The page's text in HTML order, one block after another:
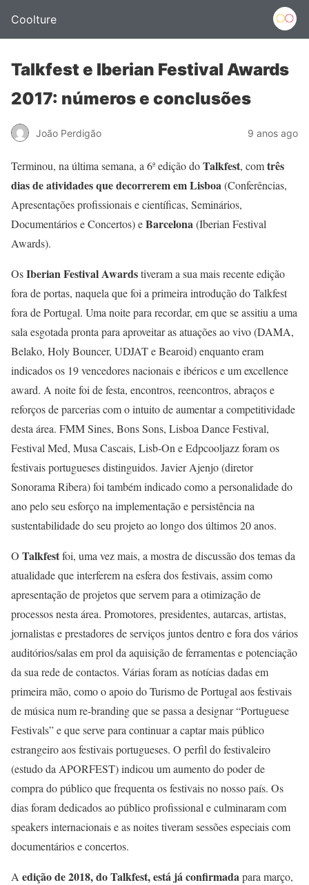
Coolture
Talkfest e Iberian Festival Awards
2017: números e conclusões
João Perdigão 9 anos ago
Terminou, na última semana, a 6ª edição doTalkfest, comtrês
dias de atividades que decorrerem em Lisboa(Conferências,
Apresentações profissionais e científicas, Seminários,
Documentários e Concertos) eBarcelona(Iberian Festival
Awards).
OsIberian Festival Awardstiveram a sua mais recente edição
fora de portas, naquela que foi a primeira introdução do Talkfest
fora de Portugal. Uma noite para recordar, em que se assitiu a uma
sala esgotada pronta para aproveitar as atuações ao vivo (DAMA,
Belako, Holy Bouncer, UDJAT e Bearoid) enquanto eram
indicados os 19 vencedores nacionais e ibéricos e um excellence
award. A noite foi de festa, encontros, reencontros, abraços e
reforços de parcerias com o intuito de aumentar a competitividade
desta área. FMM Sines, Bons Sons, Lisboa Dance Festival,
Festival Med, Musa Cascais, Lisb-On e Edpcooljazz foram os
festivais portugueses distinguidos. Javier Ajenjo (diretor
Sonorama Ribera) foi também indicado como a personalidade do
ano pelo seu esforço na implementação e persistência na
sustentabilidade do seu projeto ao longo dos últimos 20 anos.
O Talkfestfoi, uma vez mais, a mostra de discussão dos temas da
atualidade que interferem na esfera dos festivais, assim como
apresentação de projetos que servem para a otimização de
processos nesta área. Promotores, presidentes, autarcas, artistas,
jornalistas e prestadores de serviços juntos dentro e fora dos vários
auditórios/salas em prol da aquisição de ferramentas e potenciação
da sua rede de contactos. Várias foram as notícias dadas em
primeira mão, como o apoio do Turismo de Portugal aos festivais
de música num re-branding que se passa a designar “Portuguese
Festivals” e que serve para continuar a captar mais público
estrangeiro aos festivais portugueses. O perfil do festivaleiro
(estudo da APORFEST) indicou um aumento do poder de
compra do público que frequenta os festivais no nosso país. Os
dias foram dedicados ao público profissional e culminaram com
speakers internacionais e as noites tiveram sessões especiais com
documentários e concertos.
A edição de 2018, do Talkfest, está já confirmadapara março,